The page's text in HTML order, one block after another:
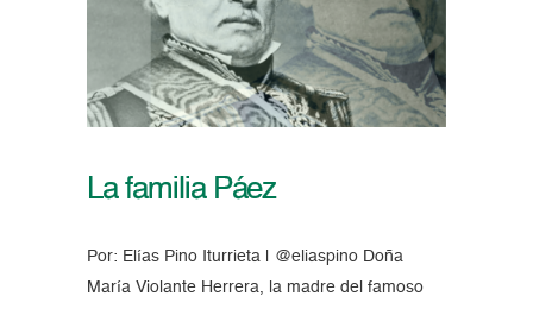
La familia Páez
Por: Elías Pino Iturrieta | @eliaspino Doña
María Violante Herrera, la madre del famoso